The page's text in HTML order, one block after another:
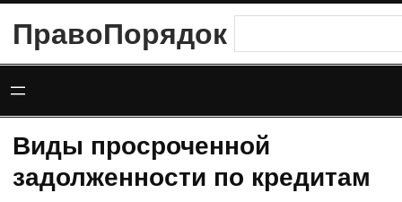
содержимому
ПравоПорядок
Виды просроченной
задолженности по кредитам